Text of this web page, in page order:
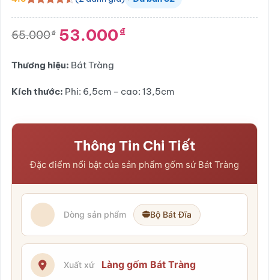
đánh giá
65.000₫
Giá
là:
65.000₫.
53.000₫
Giá
tại
53.000₫.
Thương hiệu: Bát Tràng
Kích thước: Phi: 6,5cm – cao: 13,5cm
Thông Tin Chi Tiết
Đặc điểm nổi bật của sản phẩm gốm sứ Bát Tràng
Dòng sản phẩm Bộ Bát Đĩa
Xuất xứ Làng gốm Bát Tràng